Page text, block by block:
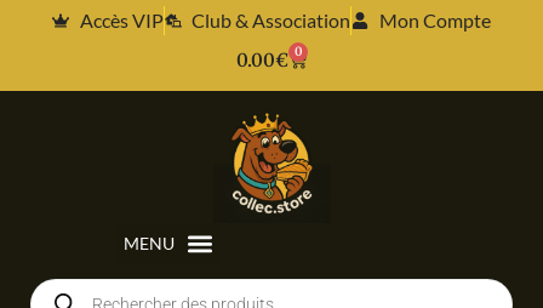
Accès VIP Club & Association
Mon Compte
0.00€ 0